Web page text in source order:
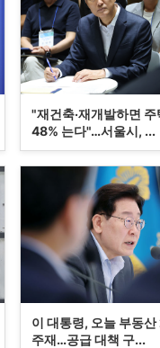
"재건축·재개발하면 주
48% 는다"…서울시, ...
이 대통령, 오늘 부동산
주재…공급 대책 구...